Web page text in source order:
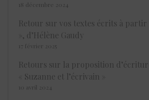
18 décembre 2024
Retour sur vos textes écrits à partir
», d’Hélène Gaudy
17 février 2025
Retours sur la proposition
« Suzanne et l’écrivain »
10 avril 2024